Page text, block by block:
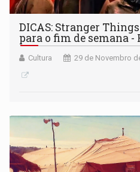
DICAS: Stranger
para o fim de semana -
Cultura 29 de Novembro